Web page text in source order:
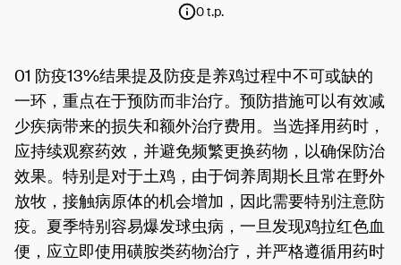
0 t.p.
01 防疫13%结果提及防疫是养鸡过程中不可或缺的
一环，重点在于预防而非治疗。预防措施可以有效减
少疾病带来的损失和额外治疗费用。当选择用药时，
应持续观察药效，并避免频繁更换药物，以确保防治
效果。特别是对于土鸡，由于饲养周期长且常在野外
放牧，接触病原体的机会增加，因此需要特别注意防
疫。夏季特别容易爆发球虫病，一旦发现鸡拉红色血
便，应立即使用磺胺类药物治疗，并严格遵循用药时